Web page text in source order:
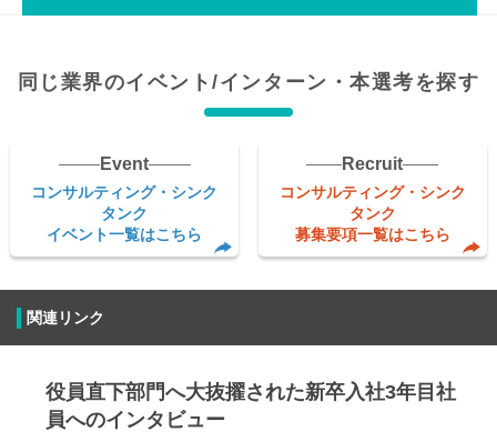
代表取締役社長
従業員数
727人（2024年6月実績）
東京都港区六本木7-18-18住友不動産六本木通ビル2F
■クリニックチェーンマネジメント事業
同じ業界のイベント/インターン・本選考を探す
Event
コンサルティング・シンク
タンク
イベント一覧はこちら
Recruit
コンサルティング・シンク
タンク
募集要項一覧はこちら
関連リンク
役員直下部門へ大抜擢された新卒入社3年目社
員へのインタビュー